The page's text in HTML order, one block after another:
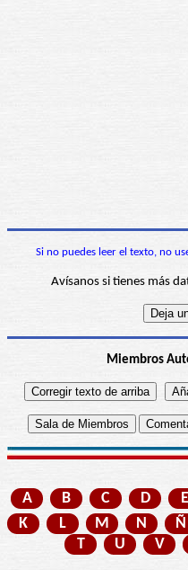
Si no puedes leer el texto, no
Avísanos si tienes más
Miembros
A B C D E
K
L M N Ñ
T
U V